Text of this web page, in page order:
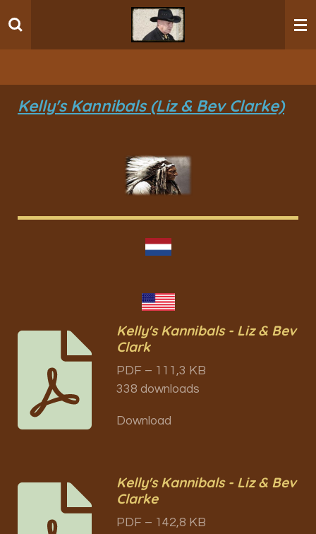
Ga
hoofdinhoud
Kelly's Kannibals (Liz & Bev Clarke)
Kelly's Kannibals - Liz & Bev
Clark
PDF – 111,3 KB
338 downloads
Download
Kelly's Kannibals - Liz & Bev
Clarke
PDF – 142,8 KB